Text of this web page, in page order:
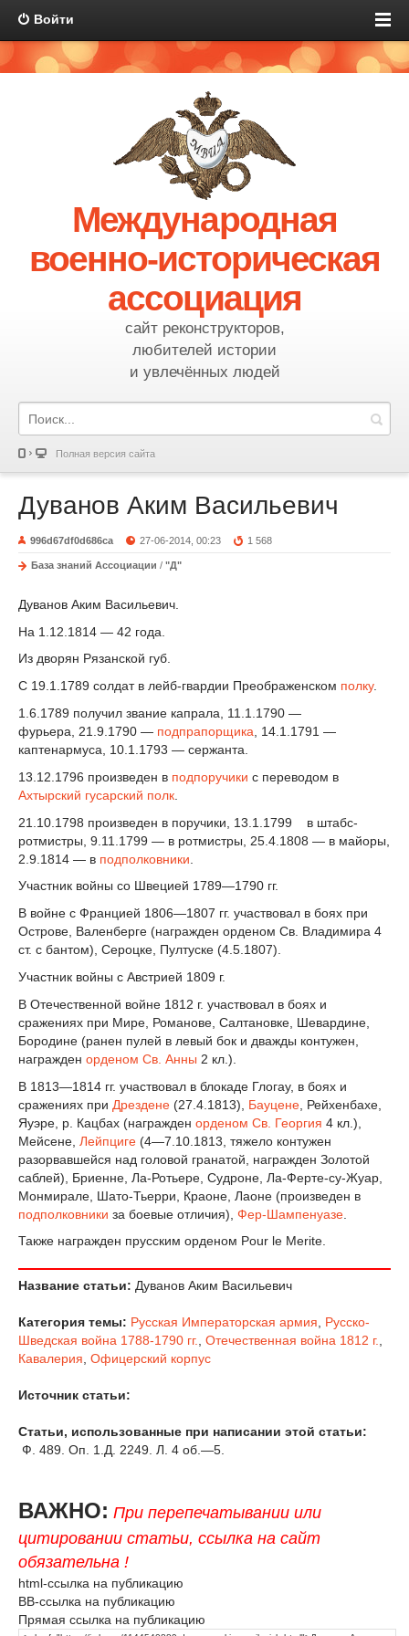
Войти
Международная
военно-историческая
ассоциация
сайт реконструкторов,
любителей истории
и увлечённых людей
Полная версия сайта
Дуванов Аким Васильевич
996d67df0d686ca 27-06-2014, 00:23 1 568
База знаний Ассоциации / "Д"
Дуванов Аким Васильевич.
На 1.12.1814 — 42 года.
Из дворян Рязанской губ.
С 19.1.1789 солдат в лейб-гвардии Преображенском полку.
1.6.1789 получил звание капрала, 11.1.1790 —
фурьера, 21.9.1790 — подпрапорщика , 14.1.1791 —
каптенармуса, 10.1.1793 — сержанта.
13.12.1796 произведен в подпоручики с переводом в
Ахтырский гусарский полк
21.10.1798 произведен в поручики, 13.1.1799 в штабс-
ротмистры, 9.11.1799 — в ротмистры, 25.4.1808 — в майоры,
2.9.1814 — в подполковники
Участник войны со Швецией 1789—1790 гг.
В войне с Францией 1806—1807 гг. участвовал в боях при
Острове, Валенберге (награжден орденом Св. Владимира 4
ст. с бантом), Сероцке, Пултуске (4.5.1807).
Участник войны с Австрией 1809 г.
В Отечественной войне 1812 г. участвовал в боях и
сражениях при Мире, Романове, Салтановке, Шевардине,
Бородине (ранен пулей в левый бок и дважды контужен,
награжден орденом Св. Анны 2 кл.).
В 1813—1814 гг. участвовал в блокаде Глогау, в боях и
сражениях при Дрездене (27.4.1813), Бауцене , Рейхенбахе,
Яуэре, р. Кацбах (награжден орденом Св. Георгия 4 кл.),
Мейсене, Лейпциге (4—7.10.1813, тяжело контужен
разорвавшейся над головой гранатой, награжден Золотой
саблей), Бриенне, Ла-Ротьере, Судроне, Ла-Ферте-су-Жуар,
Монмирале, Шато-Тьерри, Краоне, Лаоне (произведен в
подполковники за боевые отличия), Фер-Шампенуазе
Также награжден прусским орденом Pour le Merite.
Название статьи: Дуванов Аким Васильевич
Категория темы: Русская Императорская армия, Русско-
Шведская война 1788-1790 гг., Отечественная война 1812 г.,
Кавалерия, Офицерский корпус
Источник статьи:
Статьи, использованные при написании этой статьи:
Ф. 489. Оп. 1.Д. 2249. Л. 4 об.—5.
ВАЖНО: При перепечатывании или
цитировании статьи, ссылка на сайт
обязательна !
html-ссылка на публикацию
BB-ссылка на публикацию
Прямая ссылка на публикацию